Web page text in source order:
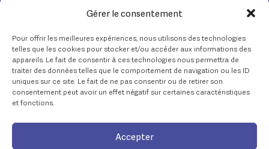
Gérer le consentement
Pour offrir les meilleures expériences, nous utilisons des technologies
telles que les cookies pour stocker et/ou accéder aux informations des
appareils. Le fait de consentir à ces technologies nous permettra de
traiter des données telles que le comportement de navigation ou les ID
uniques sur ce site. Le fait de ne pas consentir ou de retirer son
consentement peut avoir un effet négatif sur certaines caractéristiques
et fonctions.
Accepter
COORDONNÉES
02 28 55 03 20
contact.ide@crt-loire-littoral.fr
78 Av. de Saint-Sébastien
44380 Pornichet
© Copyright 2024 – Tous droits réservés – Réalisé par Partner Web